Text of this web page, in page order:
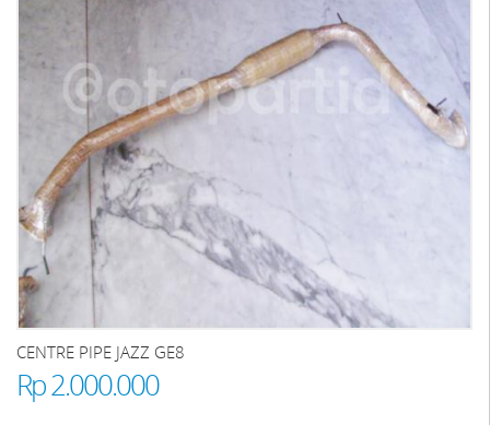
CENTRE PIPE JAZZ GE8
Rp 2.000.000